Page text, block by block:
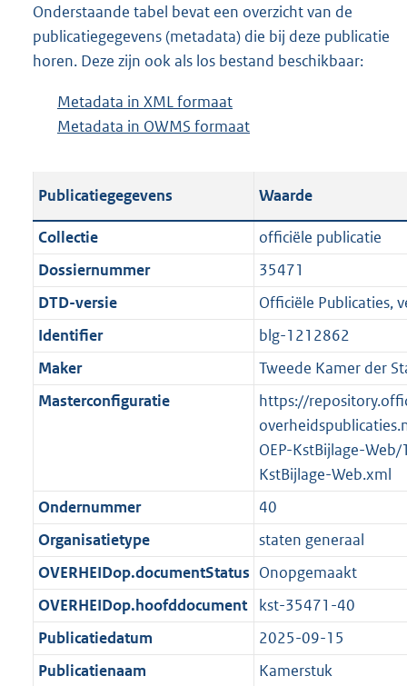
l
o
a
p
u
l
c
a
t
i
e
i
n
f
a
a
t
a
n
d
g
r
o
t
e
:
1
7
5
K
b
Onderstaande tabel bevat een overzicht van de
publicatiegegevens (metadata) die bij deze publicatie
horen. Deze zijn ook als los bestand beschikbaar:
Metadata in XML formaat
e
n
d
r
o
1
K
Metadata in OWMS formaat
s
a
n
g
r
:
1
K
Publicatiegegevens Waarde
Collectie
officiële publicatie
Dossiernummer
35471
DTD-versie
Officiële Publicaties,
Identifier
blg-1212862
Maker
Tweede Kamer der
Masterconfiguratie
https://
OEP-KstBijlage-
KstBijlage-Web.xml
Ondernummer
40
Organisatietype
staten generaal
OVERHEIDop.documentStatus Onopgemaakt
OVERHEIDop.hoofddocument
kst-35471-40
Publicatiedatum
2025-09-15
Publicatienaam
Kamerstuk